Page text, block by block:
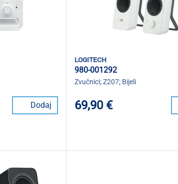
Dodaj
logitech
980-001292
Zvučnici; Z207; Bijeli
69,90 €